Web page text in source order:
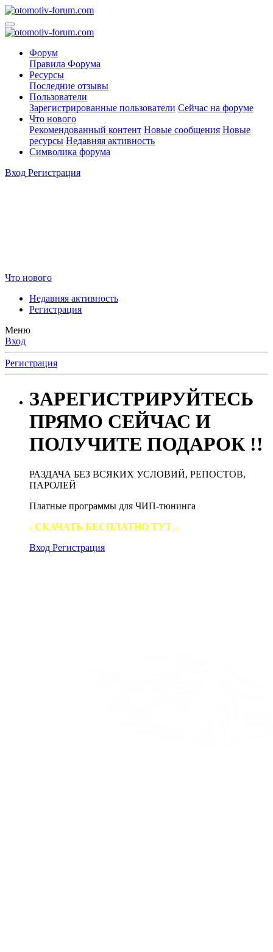
Форум
Правила Форума
Ресурсы
Последние отзывы
Пользователи
Зарегистрированные пользователи Сейчас на форуме
Что нового
Рекомендованный контент Новые сообщения Новые
ресурсы Недавняя активность
Символика форума
Вход Регистрация
Что нового
Недавняя активность
Регистрация
Меню
Вход
Регистрация
ЗАРЕГИСТРИРУЙТЕСЬ
ПРЯМО СЕЙЧАС И
ПОЛУЧИТЕ ПОДАРОК !!
РАЗДАЧА БЕЗ ВСЯКИХ УСЛОВИЙ, РЕПОСТОВ,
ПАРОЛЕЙ
Платные программы для ЧИП-тюнинга
- СКАЧАТЬ БЕСПЛАТНО ТУТ -
Вход Регистрация